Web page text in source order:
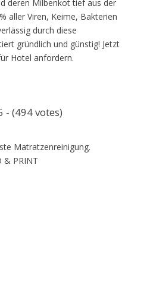
deren Milbenkot tief aus der
aller Viren, Keime, Bakterien
durch diese
gründlich und günstig! Jetzt
Hotel anfordern.
- (494 votes)
Matratzenreinigung.
& PRINT